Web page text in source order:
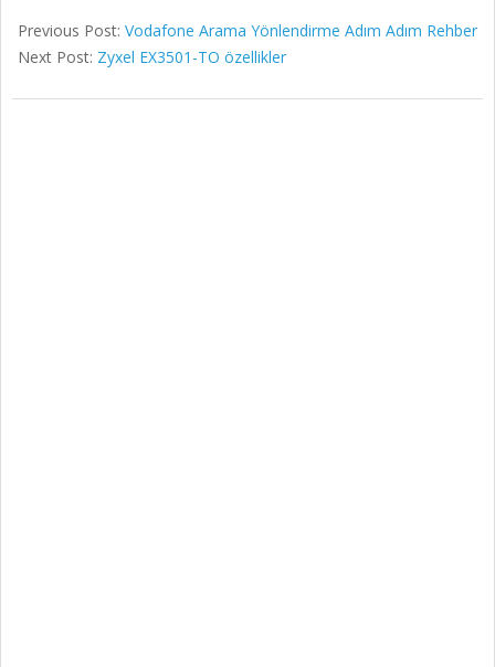
Previous Post: Vodafone Arama Yönlendirme Adım Adım Rehber
Next Post: Zyxel EX3501-TO özellikler